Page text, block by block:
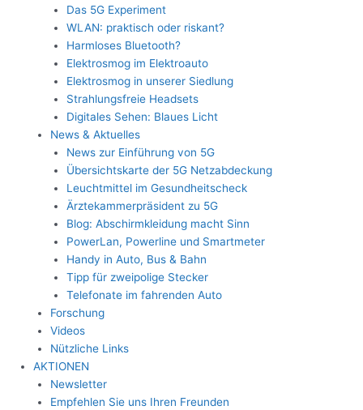
Das 5G Experiment
WLAN: praktisch oder riskant?
Harmloses Bluetooth?
Elektrosmog im Elektroauto
Elektrosmog in unserer Siedlung
Strahlungsfreie Headsets
Digitales Sehen: Blaues Licht
News & Aktuelles
News zur Einführung von 5G
Übersichtskarte der 5G Netzabdeckung
Leuchtmittel im Gesundheitscheck
Ärztekammerpräsident zu 5G
Blog: Abschirmkleidung macht Sinn
PowerLan, Powerline und Smartmeter
Handy in Auto, Bus & Bahn
Tipp für zweipolige Stecker
Telefonate im fahrenden Auto
Forschung
Videos
Nützliche Links
AKTIONEN
Newsletter
Empfehlen Sie uns Ihren Freunden